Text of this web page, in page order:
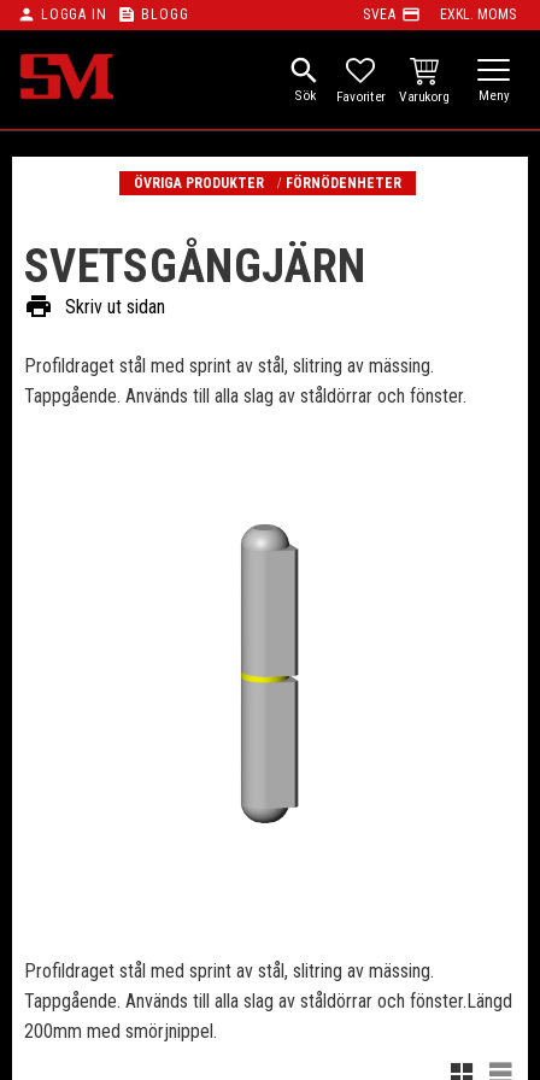
Meny
person LOGGA IN feed BLOGG SVEA payment EXKL. MOMS
search
FAVORITER
KUNDVAGN
ÖVRIGA PRODUKTER FÖRNÖDENHETER
SVETSGÅNGJÄRN
print Skriv ut sidan
Profildraget stål med sprint av stål, slitring av mässing.
Tappgående. Används till alla slag av ståldörrar och fönster.
Profildraget stål med sprint av stål, slitring av mässing.
Tappgående. Används till alla slag av ståldörrar och fönster.Längd
200mm med smörjnippel.
Rutnätsvy